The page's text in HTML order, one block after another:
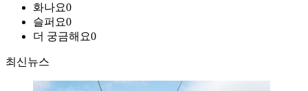
화나요0
슬퍼요0
더 궁금해요0
최신뉴스